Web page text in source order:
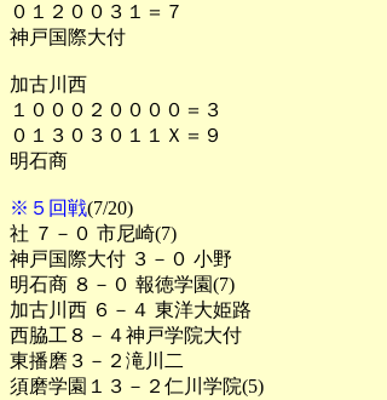
０１２００３１＝７
神戸国際大付
加古川西
１０００２００００＝３
０１３０３０１１Ｘ＝９
明石商
※５回戦(7/20)
社 ７－０ 市尼崎(7)
神戸国際大付 ３－０ 小野
明石商 ８－０ 報徳学園(7)
加古川西 ６－４ 東洋大姫路
西脇工８－４神戸学院大付
東播磨３－２滝川二
須磨学園１３－２仁川学院(5)